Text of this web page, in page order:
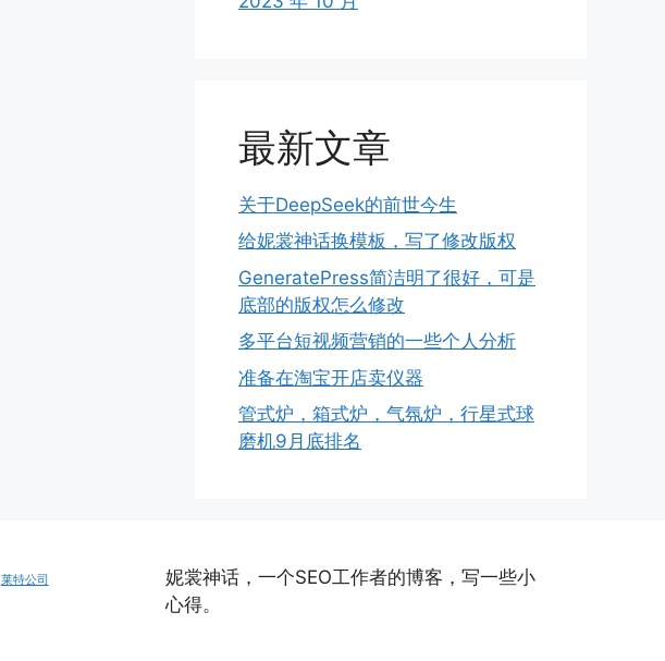
最新文章
关于DeepSeek的前世今生
给妮裳神话换模板，写了修改版权
GeneratePress简洁明了很好，可是
底部的版权怎么修改
多平台短视频营销的一些个人分析
准备在淘宝开店卖仪器
管式炉，箱式炉，气氛炉，行星式球
磨机9月底排名
莱特公司
妮裳神话，一个SEO工作者的博客，写一些小
心得。